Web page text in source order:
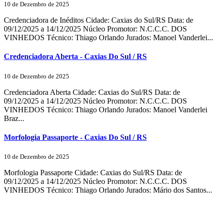
10 de Dezembro de 2025
Credenciadora de Inéditos Cidade: Caxias do Sul/RS Data: de
09/12/2025 a 14/12/2025 Núcleo Promotor: N.C.C.C. DOS
VINHEDOS Técnico: Thiago Orlando Jurados: Manoel Vanderlei...
Credenciadora Aberta - Caxias Do Sul / RS
10 de Dezembro de 2025
Credenciadora Aberta Cidade: Caxias do Sul/RS Data: de
09/12/2025 a 14/12/2025 Núcleo Promotor: N.C.C.C. DOS
VINHEDOS Técnico: Thiago Orlando Jurados: Manoel Vanderlei
Braz...
Morfologia Passaporte - Caxias Do Sul / RS
10 de Dezembro de 2025
Morfologia Passaporte Cidade: Caxias do Sul/RS Data: de
09/12/2025 a 14/12/2025 Núcleo Promotor: N.C.C.C. DOS
VINHEDOS Técnico: Thiago Orlando Jurados: Mário dos Santos...